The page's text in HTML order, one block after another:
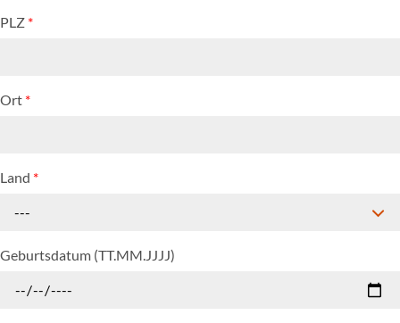
PLZ *
Ort *
Land *
---
Geburtsdatum (TT.MM.JJJJ)